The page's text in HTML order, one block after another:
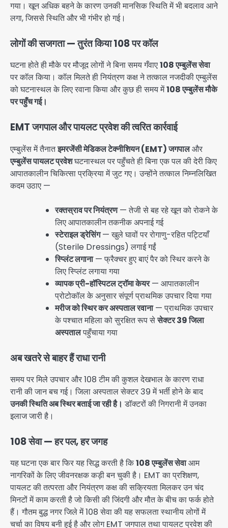
गया। खून अधिक बहने के कारण उनकी मानसिक स्थिति में भी बदलाव आने
लगा, जिससे स्थिति और भी गंभीर हो गई।
लोगों की सजगता — तुरंत किया 108 पर कॉल
घटना होते ही मौके पर मौजूद लोगों ने बिना समय गँवाए108 एम्बुलेंस सेवा
पर कॉल किया। कॉल मिलते ही नियंत्रण कक्ष ने तत्काल नजदीकी एम्बुलेंस
को घटनास्थल के लिए रवाना किया और कुछ ही समय में108 एम्बुलेंस मौके
पर पहुँच गई।
EMT जगपाल और पायलट प्रवेश की त्वरित कार्रवाई
एम्बुलेंस में तैनातइमरजेंसी मेडिकल टेक्नीशियन (EMT) जगपालऔर
एम्बुलेंस पायलट प्रवेशघटनास्थल पर पहुँचते ही बिना एक पल की देरी किए
आपातकालीन चिकित्सा प्रक्रिया में जुट गए। उन्होंने तत्काल निम्नलिखित
कदम उठाए —
रक्तस्राव पर नियंत्रण— तेजी से बह रहे खून को रोकने के
लिए आपातकालीन तकनीक अपनाई गई
स्टेराइल ड्रेसिंग— खुले घावों पर रोगाणु-रहित पट्टियाँ
(Sterile Dressings) लगाई गईं
स्प्लिंट लगाना— फ्रैक्चर हुए बाएं पैर को स्थिर करने के
लिए स्प्लिंट लगाया गया
व्यापक प्री-हॉस्पिटल ट्रॉमा केयर— आपातकालीन
प्रोटोकॉल के अनुसार संपूर्ण प्राथमिक उपचार दिया गया
मरीज को स्थिर कर अस्पताल रवाना— प्राथमिक उपचार
के पश्चात महिला को सुरक्षित रूप सेसेक्टर 39 जिला
अस्पतालपहुँचाया गया
अब खतरे से बाहर हैं राधा रानी
समय पर मिले उपचार और 108 टीम की कुशल देखभाल के कारण राधा
रानी की जान बच गई। जिला अस्पताल सेक्टर 39 में भर्ती होने के बाद
उनकी स्थिति अब स्थिर बताई जा रही है। डॉक्टरों की निगरानी में उनका
इलाज जारी है।
108 सेवा — हर पल, हर जगह
यह घटना एक बार फिर यह सिद्ध करती है कि108 एम्बुलेंस सेवाआम
नागरिकों के लिए जीवनरक्षक कड़ी बन चुकी है। EMT का प्रशिक्षण,
पायलट की तत्परता और नियंत्रण कक्ष की सक्रियता मिलकर उन चंद
मिनटों में काम करती है जो किसी की जिंदगी और मौत के बीच का फर्क होते
हैं। गौतम बुद्ध नगर जिले में 108 सेवा की यह सफलता स्थानीय लोगों में
चर्चा का विषय बनी हुई है और लोग EMT जगपाल तथा पायलट प्रवेश की